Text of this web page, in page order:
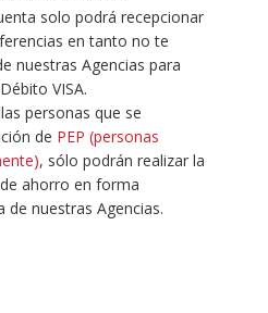
solo podrá recepcionar
en tanto no te
nuestras Agencias para
VISA.
personas que se
de PEP (personas
, sólo podrán realizar la
ahorro en forma
de nuestras Agencias.